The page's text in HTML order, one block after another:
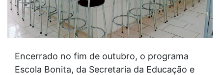
Encerrado no fim de outubro, o programa
Escola Bonita, da Secretaria da Educação e